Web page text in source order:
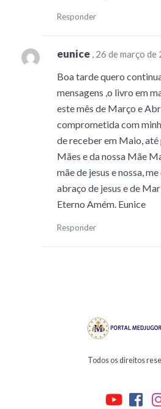
Responder
eunice , 26 de março
Boa tarde quero
mensagens ,o livro em
este mês de Março e
comprometida com
de receber em Maio, até
Mães e da nossa Mãe
mãe de jesus e nossa,
abraço de jesus e de
Eterno Amém. Eunice
Responder
Todos os direitos